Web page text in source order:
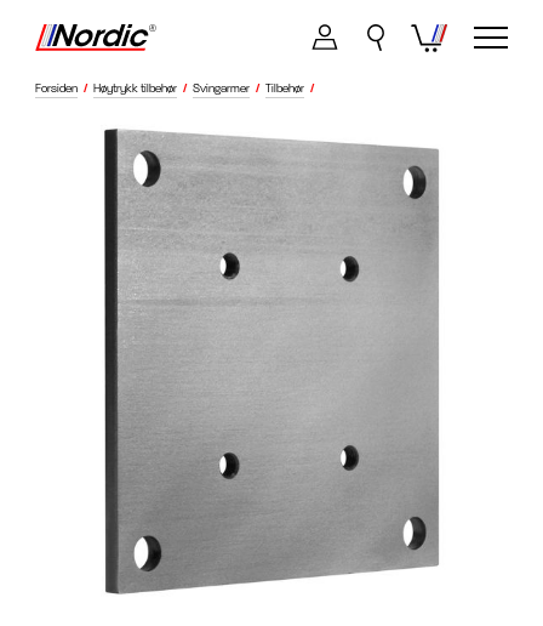
Forsiden / Høytrykk tilbehør / Svingarmer / Tilbehør /